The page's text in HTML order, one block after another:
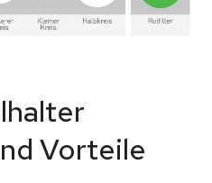
Vorteile